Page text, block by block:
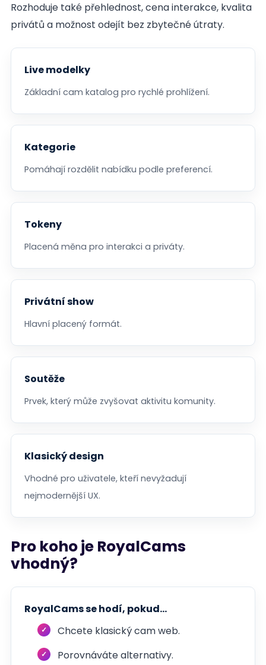
Rozhoduje také přehlednost, cena interakce, kvalita
privátů a možnost odejít bez zbytečné útraty.
Live modelky
Základní cam katalog pro rychlé prohlížení.
Kategorie
Pomáhají rozdělit nabídku podle preferencí.
Tokeny
Placená měna pro interakci a priváty.
Privátní show
Hlavní placený formát.
Soutěže
Prvek, který může zvyšovat aktivitu komunity.
Klasický design
Vhodné pro uživatele, kteří nevyžadují
nejmodernější UX.
Pro koho je RoyalCams
vhodný?
RoyalCams se hodí, pokud...
Chcete klasický cam web.
Porovnáváte alternativy.